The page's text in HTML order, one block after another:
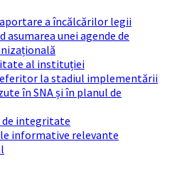
a încălcărilor legii
asumarea unei agende de
al instituției
la stadiul implementării
în SNA și în planul de
de integritate
informative relevante